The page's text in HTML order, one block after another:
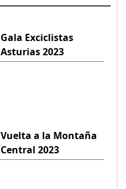
Gala Exciclistas
Asturias 2023
Vuelta a la Montaña
Central 2023